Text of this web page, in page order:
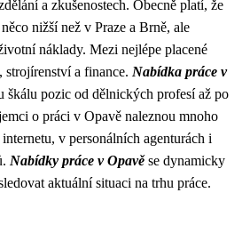
a zkušenostech. Obecně platí, že
nižší než v Praze a Brně, ale
náklady. Mezi nejlépe placené
a finance. Nabídka práce v
škálu pozic od dělnických profesí až po
o práci v Opavě naleznou mnoho
v personálních agenturách i
Nabídky práce v Opavěse dynamicky
aktuální situaci na trhu práce.